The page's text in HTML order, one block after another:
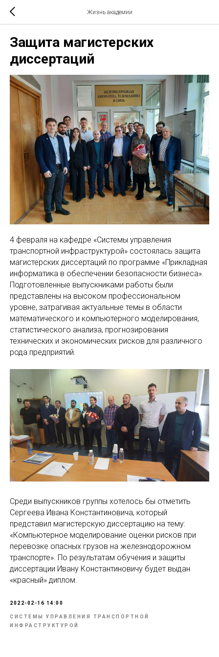
Жизнь академии
Защита магистерских
диссертаций
4 февраля на кафедре «Системы управления
транспортной инфраструктурой» состоялась защита
магистерских диссертаций по программе «Прикладная
информатика в обеспечении безопасности бизнеса».
Подготовленные выпускниками работы были
представлены на высоком профессиональном
уровне, затрагивая актуальные темы в области
математического и компьютерного моделирования,
статистического анализа, прогнозирования
технических и экономических рисков для различного
рода предприятий.
Среди выпускников группы хотелось бы отметить
Сергеева Ивана Константиновича, который
представил магистерскую диссертацию на тему:
«Компьютерное моделирование оценки рисков при
перевозке опасных грузов на железнодорожном
транспорте». По результатам обучения и защиты
диссертации Ивану Константиновичу будет выдан
«красный» диплом.
2022-02-16 14:00
СИСТЕМЫ УПРАВЛЕНИЯ ТРАНСПОРТНОЙ
ИНФРАСТРУКТУРОЙ